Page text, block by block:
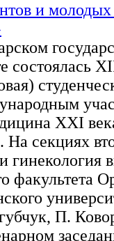
состоялась
XXI
секциях
гинекология
факультета
П.